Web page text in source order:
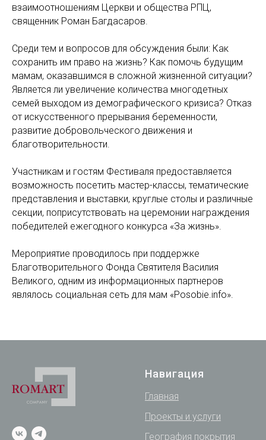
взаимоотношениям Церкви и общества РПЦ,
священник Роман Багдасаров.
Среди тем и вопросов для обсуждения были: Как
сохранить им право на жизнь? Как помочь будущим
мамам, оказавшимся в сложной жизненной ситуации?
Является ли увеличение количества многодетных
семей выходом из демографического кризиса? Отказ
от искусственного прерывания беременности,
развитие добровольческого движения и
благотворительности.
Участникам и гостям Фестиваля предоставляется
возможность посетить мастер-классы, тематические
представления и выставки, круглые столы и различные
секции, поприсутствовать на церемонии награждения
победителей ежегодного конкурса «За жизнь».
Мероприятие проводилось при поддержке
Благотворительного Фонда Святителя Василия
Великого, одним из информационных партнеров
являлось социальная сеть для мам «Posobie.info».
Навигация
Главная
Проекты и услуги
География покрытия